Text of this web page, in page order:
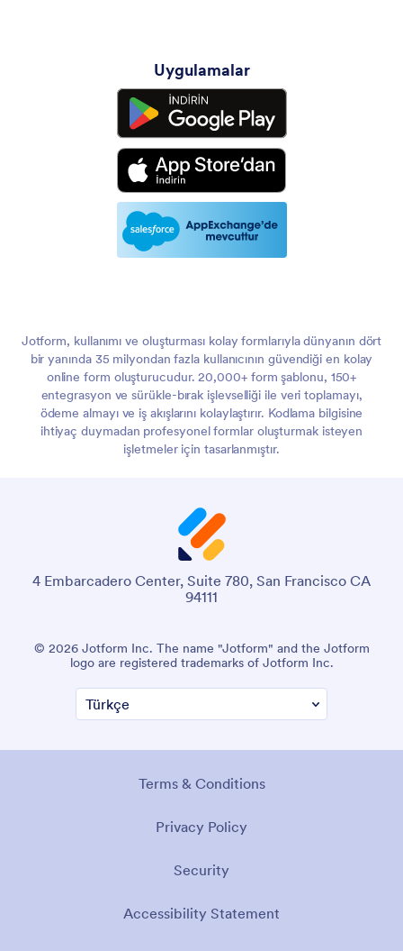
Uygulamalar
Jotform, kullanımı ve oluşturması kolay formlarıyla dünyanın dört
bir yanında 35 milyondan fazla kullanıcının güvendiği en kolay
online form oluşturucudur. 20,000+ form şablonu, 150+
entegrasyon ve sürükle-bırak işlevselliği ile veri toplamayı,
ödeme almayı ve iş akışlarını kolaylaştırır. Kodlama bilgisine
ihtiyaç duymadan profesyonel formlar oluşturmak isteyen
işletmeler için tasarlanmıştır.
4 Embarcadero Center, Suite 780, San Francisco CA
94111
© 2026 Jotform Inc. The name "Jotform" and the Jotform
logo are registered trademarks of Jotform Inc.
Terms & Conditions
Privacy Policy
Security
Accessibility Statement